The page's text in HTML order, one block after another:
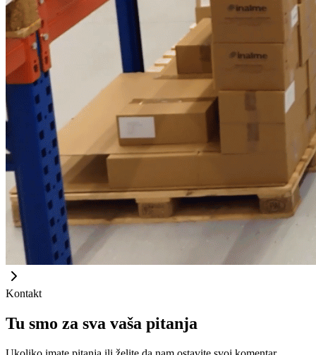
Kontakt
Tu smo za sva vaša pitanja